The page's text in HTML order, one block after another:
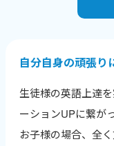
レ
達
を
英
果
自分自身の頑張り
生徒様の英語上達
ーションUPに繋が
お子様の場合、全